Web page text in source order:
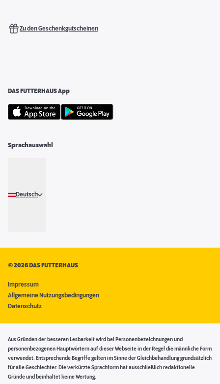
Zu den Geschenkgutscheinen
DAS FUTTERHAUS App
Sprachauswahl
Deutsch
©2026 DAS FUTTERHAUS
Impressum
Allgemeine Nutzungsbedingungen
Datenschutz
Aus Gründen der besseren Lesbarkeit wird bei Personenbezeichnungen und
personenbezogenen Hauptwörtern auf dieser Webseite in der Regel die männliche Form
verwendet. Entsprechende Begriffe gelten im Sinne der Gleichbehandlung grundsätzlich
für alle Geschlechter. Die verkürzte Sprachform hat ausschließlich redaktionelle
Gründe und beinhaltet keine Wertung.